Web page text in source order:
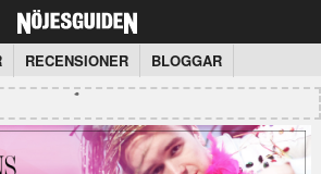
RECENSIONER BLOGGAR